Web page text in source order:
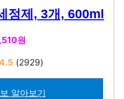
정제, 3개, 600ml
원
(2929)
알아보기